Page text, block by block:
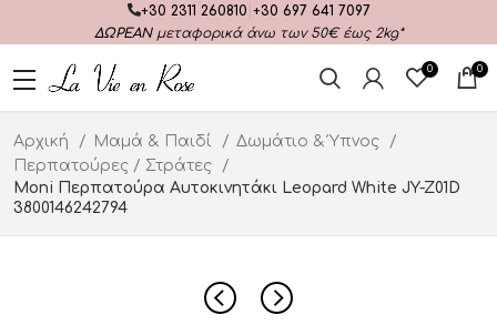
+30 2311 260810 +30 697 641 7097
ΔΩΡΕΑΝμεταφορικά άνω των 50€ έως 2kg*
0 0
Αρχική Μαμά & Παιδί
Δωμάτιο & Ύπνος
Περπατούρες / Στράτες
Moni Περπατούρα Αυτοκινητάκι Leopard White JY-Z01D
3800146242794